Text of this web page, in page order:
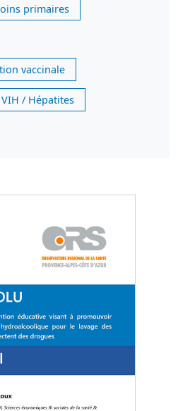
primaires
vaccinale
VIH / Hépatites